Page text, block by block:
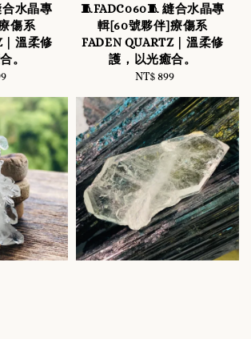
合水晶專
傷系
｜溫柔修
。
🧵FADC060🧵 縫合水晶專
輯[60號夥伴]療傷系
FADEN QUARTZ｜溫柔修
護，以光癒合。
Regular
NT$ 899